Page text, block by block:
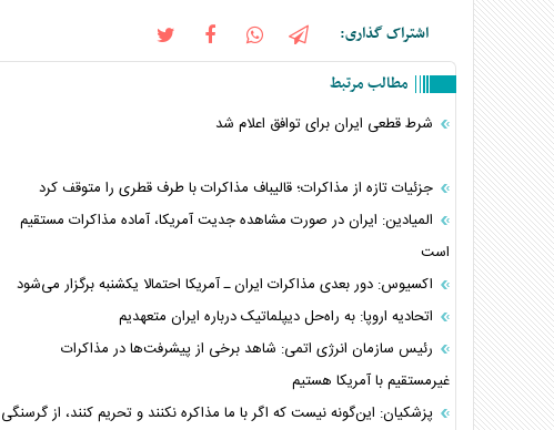
اشتراک گذاری:
مطالب مرتبط
شرط قطعی ایران برای توافق اعلام شد
جزئیات تازه از مذاکرات؛ قالیباف مذاکرات با طرف قطری را متوقف کرد
المیادین: ایران در صورت مشاهده جدیت آمریکا، آماده مذاکرات مستقیم
است
اکسیوس: دور بعدی مذاکرات ایران ـ آمریکا احتمالا یکشنبه برگزار می‌شود
اتحادیه اروپا: به راه‌حل دیپلماتیک درباره ایران متعهدیم
رئیس سازمان انرژی اتمی: شاهد برخی از پیشرفت‌ها در مذاکرات
غیرمستقیم با آمریکا هستیم
پزشکیان: این‌گونه نیست که اگر با ما مذاکره نکنند و تحریم کنند، از گرسنگی